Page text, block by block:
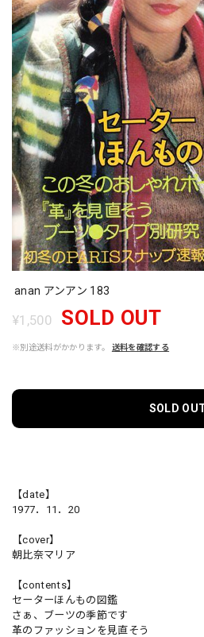
anan アンアン 183
¥1,500 SOLD OUT
※別途送料がかかります。 送料を確認する
SOLD
【date】
1977．11．20
【cover】
朝比奈マリア
【contents】
セーターほんもの図鑑
さぁ、ブーツの季節です
革のファッションを見直そう